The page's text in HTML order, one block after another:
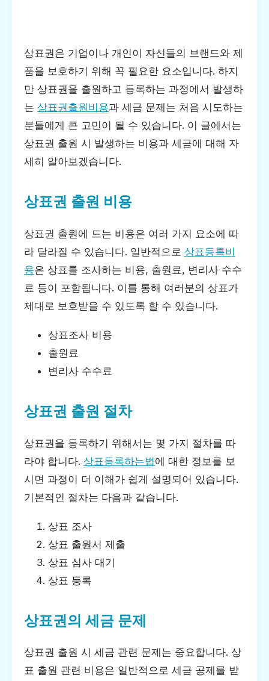
상표권은 기업이나 개인이 자신들의 브랜드와 제
품을 보호하기 위해 꼭 필요한 요소입니다. 하지
만 상표권을 출원하고 등록하는 과정에서 발생하
는 상표권출원비용과 세금 문제는 처음 시도하는
분들에게 큰 고민이 될 수 있습니다. 이 글에서는
상표권 출원 시 발생하는 비용과 세금에 대해 자
세히 알아보겠습니다.
상표권 출원 비용
상표권 출원에 드는 비용은 여러 가지 요소에 따
라 달라질 수 있습니다. 일반적으로 상표등록비
용은 상표를 조사하는 비용, 출원료, 변리사 수수
료 등이 포함됩니다. 이를 통해 여러분의 상표가
제대로 보호받을 수 있도록 할 수 있습니다.
상표조사 비용
출원료
변리사 수수료
상표권 출원 절차
상표권을 등록하기 위해서는 몇 가지 절차를 따
라야 합니다. 상표등록하는법에 대한 정보를 보
시면 과정이 더 이해가 쉽게 설명되어 있습니다.
기본적인 절차는 다음과 같습니다.
상표 조사
상표 출원서 제출
상표 심사 대기
상표 등록
상표권의 세금 문제
상표권 출원 시 세금 관련 문제는 중요합니다. 상
표 출원 관련 비용은 일반적으로 세금 공제를 받